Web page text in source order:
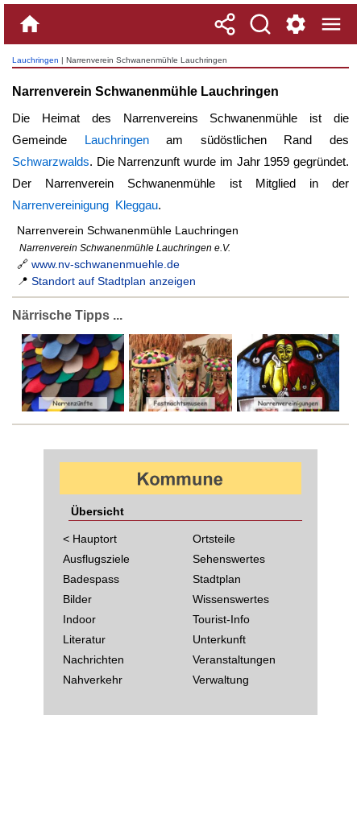
Lauchringen | Narrenverein Schwanenmühle Lauchringen
Narrenverein Schwanenmühle Lauchringen
Die Heimat des Narrenvereins Schwanenmühle ist die
Gemeinde Lauchringenam südöstlichen Rand des
Schwarzwalds. Die Narrenzunft wurde im Jahr 1959 gegründet.
Der Narrenverein Schwanenmühle ist Mitglied in der
Narrenvereinigung Kleggau.
Narrenverein Schwanenmühle Lauchringen
Narrenverein Schwanenmühle Lauchringen e.V.
🔗 www.nv-schwanenmuehle.de
📍 Standort auf Stadtplan anzeigen
Närrische Tipps ...
Übersicht
< Hauptort
Ausflugsziele
Badespass
Bilder
Indoor
Literatur
Nachrichten
Nahverkehr
Ortsteile
Sehenswertes
Stadtplan
Wissenswertes
Tourist-Info
Unterkunft
Veranstaltungen
Verwaltung